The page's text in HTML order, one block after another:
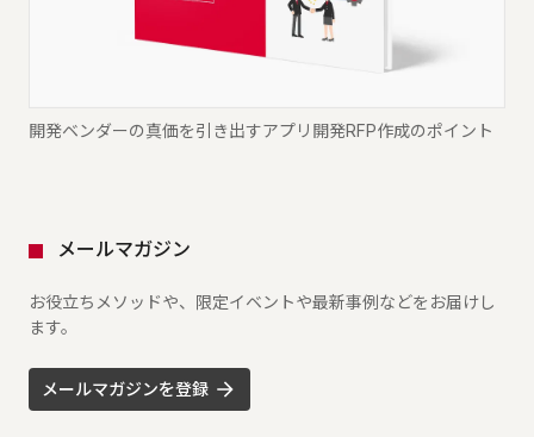
開発ベンダーの真価を引き出すアプリ開発RFP作成のポイント
メールマガジン
お役立ちメソッドや、限定イベントや最新事例などをお届けし
ます。
メールマガジンを登録